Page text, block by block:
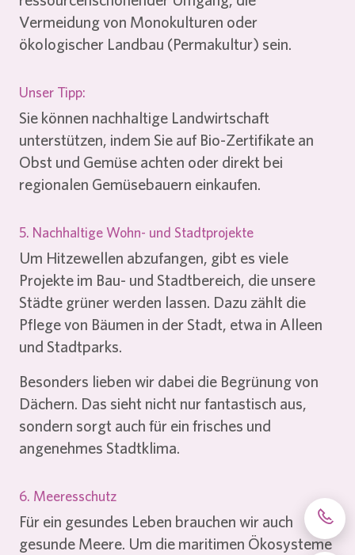
Vermeidung von Monokulturen oder
ökologischer Landbau (Permakultur) sein.
Unser Tipp:
Sie können nachhaltige Landwirtschaft
unterstützen, indem Sie auf Bio-Zertifikate an
Obst und Gemüse achten oder direkt bei
regionalen Gemüsebauern einkaufen.
5. Nachhaltige Wohn- und Stadtprojekte
Um Hitzewellen abzufangen, gibt es viele
Projekte im Bau- und Stadtbereich, die unsere
Städte grüner werden lassen. Dazu zählt die
Pflege von Bäumen in der Stadt, etwa in Alleen
und Stadtparks.
Besonders lieben wir dabei die Begrünung von
Dächern. Das sieht nicht nur fantastisch aus,
sondern sorgt auch für ein frisches und
angenehmes Stadtklima.
6. Meeresschutz
Für ein gesundes Leben brauchen wir auch
gesunde Meere. Um die maritimen Ökosysteme